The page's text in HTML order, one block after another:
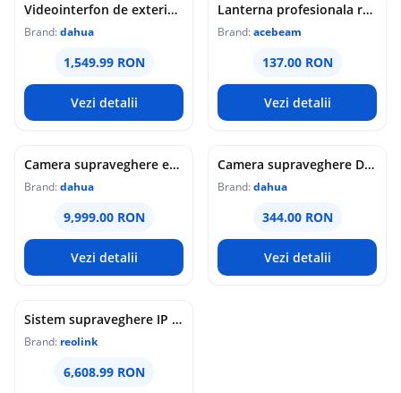
Videointerfon de exterior IP WiFi Dahua VTO6631QB-WP, 2MP, ecran 5 inch, acces prin PIN/recunoastere faciala/card/Bluetooth, slot card, microfon/difuzor, PoE
Brand:dahua
1,549.99 RON
Vezi detalii
Lanterna profesionala reincarcabila Acebeam Pokelit AA, 1000 lumeni, 105 m, gri
Brand:acebeam
137.00 RON
Vezi detalii
Camera supraveghere exterior analogica Dome cu iluminare duala Dahua HAC-HDW1549X-IL-A-PRO-0360B-DIP, 5 MP, 2.8 mm, IR/lumina calda 50 m, microfon dublu
Brand:dahua
9,999.00 RON
Vezi detalii
Camera supraveghere Dome analogica Dahua WizColor HAC-HDW1549X-A-PRO-0360B-DIP, 5 MP, 3.6 mm, lumina calda 50 m, microfon dublu
Brand:dahua
344.00 RON
Vezi detalii
Sistem supraveghere IP Dome Reolink Color Night Vision NVS16-12MD8, 8 camere, 12 MP, IR / lumina alba 30 m, 4 mm, microfon si difuzor, detectie om/vehicul/animal, PoE, HDD 4 TB inclus
Brand: reolink
6,608.99 RON